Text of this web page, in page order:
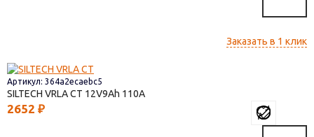
Заказать в 1 клик
Артикул: 364a2ecaebc5
SILTECH VRLA СТ 12V9 110
2652 ₽